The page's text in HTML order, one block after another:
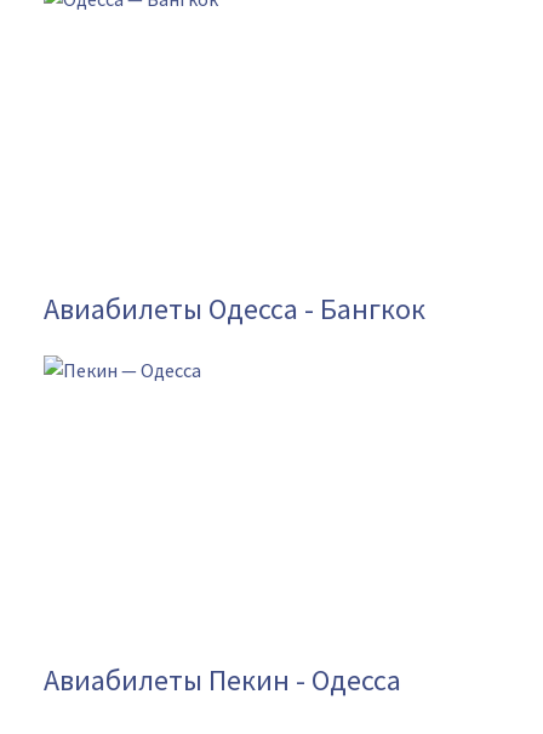
Авиабилеты Одесса - Бангкок
Авиабилеты Пекин - Одесса